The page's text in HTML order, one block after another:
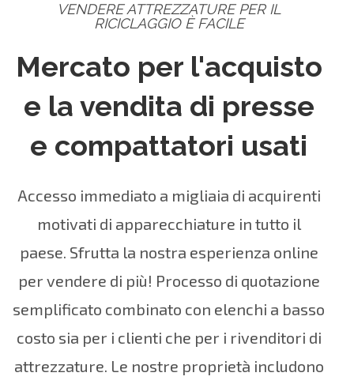
VENDERE ATTREZZATURE PER IL
RICICLAGGIO È FACILE
Mercato per l'acquisto
e la vendita di presse
e compattatori usati
Accesso immediato a migliaia di acquirenti
motivati di apparecchiature in tutto il
paese. Sfrutta la nostra esperienza online
per vendere di più! Processo di quotazione
semplificato combinato con elenchi a basso
costo sia per i clienti che per i rivenditori di
attrezzature. Le nostre proprietà includono